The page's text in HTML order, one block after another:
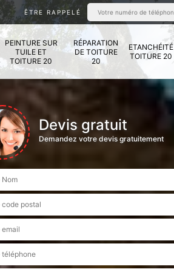
ÊTRE RAPPELÉ
PEINTURE SUR
TUILE ET
TOITURE 20
RÉPARATION
DE TOITURE
20
ETANCHÉITÉ
TOITURE 20
Devis gratuit
Demandez votre devis gratuitement